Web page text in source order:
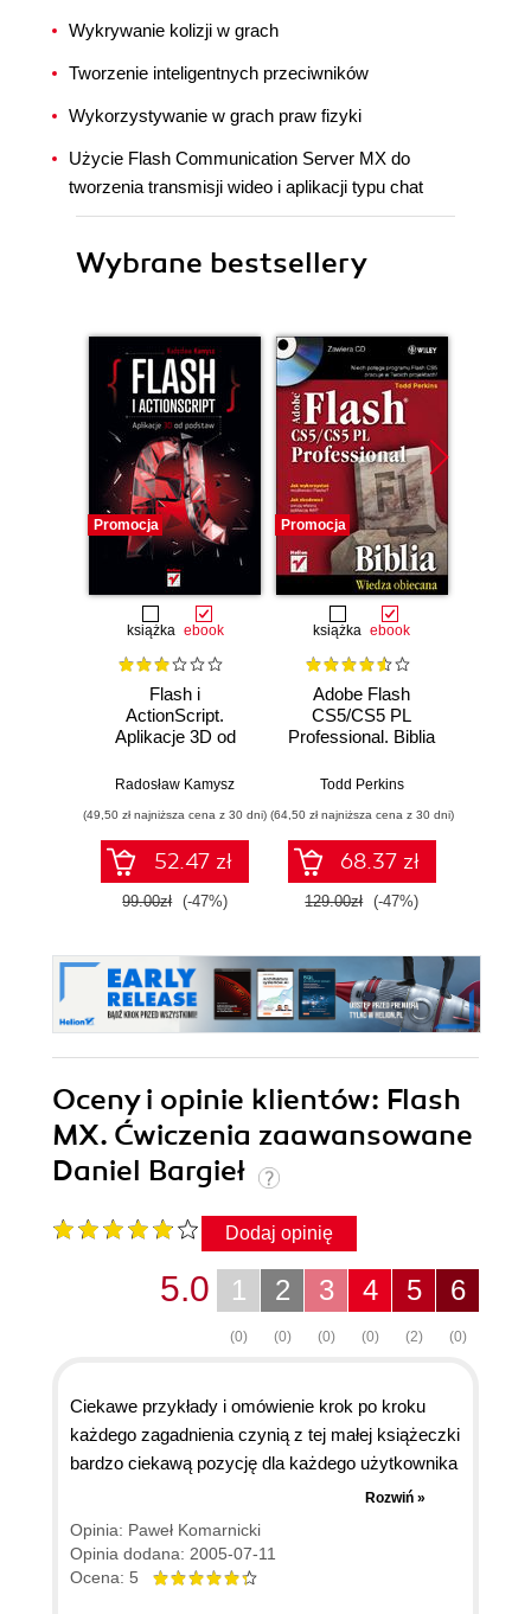
Wykrywanie kolizji w grach
Tworzenie inteligentnych przeciwników
Wykorzystywanie w grach praw fizyki
Użycie Flash Communication Server MX do
tworzenia transmisji wideo i aplikacji typu chat
Wybrane bestsellery
Promocja
książka ebook
Flash i
ActionScript.
Aplikacje 3D od
Radosław Kamysz
(49,50 zł najniższa cena z 30 dni)
52.47 zł
99.00zł (-47%)
Promocja
książka ebook
Adobe Flash
CS5/CS5 PL
Professional. Biblia
Todd Perkins
(64,50 zł najniższa cena z 30 dni)
68.37 zł
129.00zł (-47%)
Oceny i opinie klientów: Flash
MX. Ćwiczenia zaawansowane
Daniel Bargieł
Dodaj opinię
6
(0)
5
(2)
4
(0)
3
(0)
2
(0)
1
(0)
5.0
Ciekawe przykłady i omówienie krok po kroku
każdego zagadnienia czynią z tej małej książeczki
bardzo ciekawą pozycję dla każdego użytkownika
programu chcącego poszerzyć swoją wiedzę.
Zdecydowanie mogę polecić te ćwiczenia,
ponieważ poruszają dotąd nie poruszane tematy,
takie jak zaawansowana fizyka, detekcja kolizji,
Rozwiń »
Opinia: Paweł Komarnicki
Opinia dodana: 2005-07-11
Ocena: 5